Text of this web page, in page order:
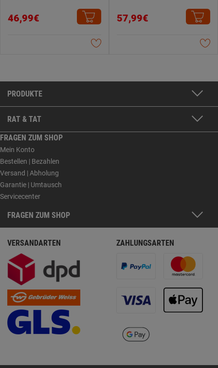
46,99€ 57,99€
PRODUKTE
RAT & TAT
FRAGEN ZUM SHOP
Mein Konto
Bestellen | Bezahlen
Versand | Abholung
Garantie | Umtausch
Servicecenter
FRAGEN ZUM SHOP
VERSANDARTEN ZAHLUNGSARTEN